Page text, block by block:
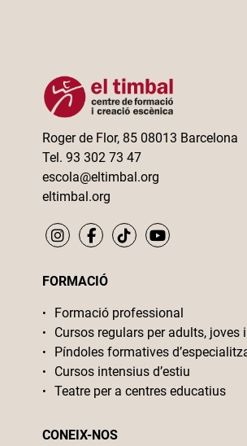
Roger de Flor, 85 08013 Barcelona
Tel. 93 302 73 47
escola@eltimbal.org
eltimbal.org
FORMACIÓ
Formació professional
Cursos regulars per adults, joves
Píndoles formatives
Cursos intensius d’estiu
Teatre per a centres educatius
CONEIX-NOS